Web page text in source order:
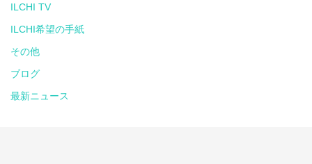
ILCHI TV
ILCHI希望の手紙
その他
ブログ
最新ニュース